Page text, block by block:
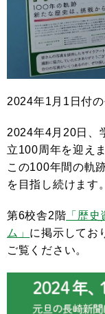
2024年1月1日付
2024年4月20日、
立100周年を迎えま
この100年間の軌
を目指し続けます。
第6校舎2階 「歴
ム」 に掲示してお
ご覧ください。